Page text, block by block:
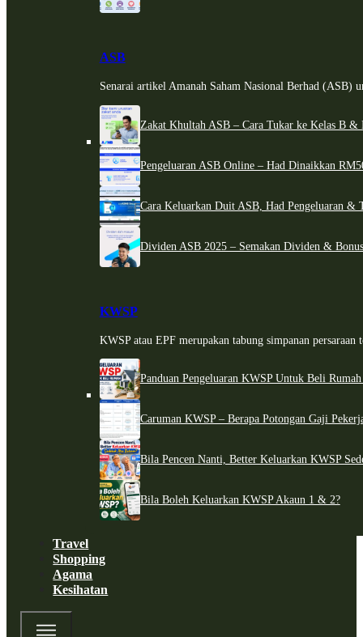
ASB
Senarai artikel Amanah Saham Nasional Berhad (ASB)
Zakat Khultah ASB – Cara Tukar ke Kelas B &
Pengeluaran ASB Online – Had Dinaikkan
Cara Keluarkan Duit ASB, Had Pengeluaran &
Dividen ASB 2025 – Semakan Dividen &
KWSP
KWSP atau EPF merupakan tabung simpanan persaraan
Panduan Pengeluaran KWSP Untuk Beli
Caruman KWSP – Berapa Potongan Gaji
Bila Pencen Nanti, Better Keluarkan KWSP
Bila Boleh Keluarkan KWSP Akaun 1 & 2?
Travel
Shopping
Agama
Kesihatan